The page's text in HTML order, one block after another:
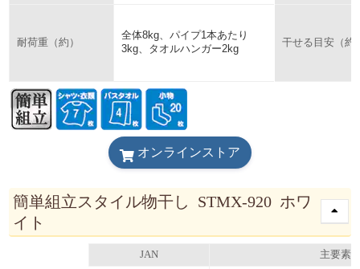
耐荷重（約）
全体8kg、パイプ1本あたり
3kg、タオルハンガー2kg
干せる目安（約
オンラインストア
簡単組立スタイル物干し STMX-920 ホワ
イト
JAN 主要素